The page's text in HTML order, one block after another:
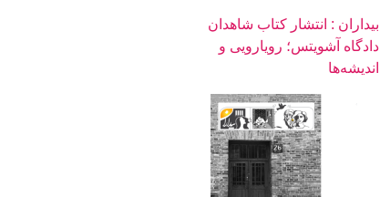
بیداران : انتشار کتاب شاهدان
دادگاه آشویتس؛ رویارویی و
اندیشه‌ها